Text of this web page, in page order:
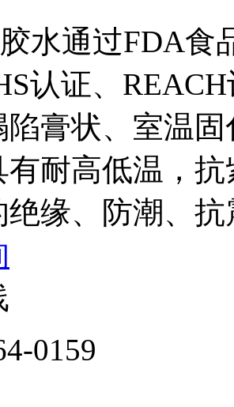
水通过FDA食
认证、
陷膏状、室温
有耐高低温，
绝缘、防潮、
0159